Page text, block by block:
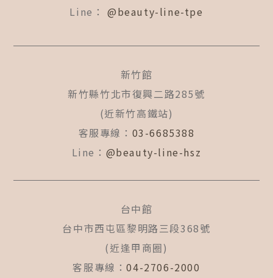
Line： @beauty-line-tpe
新竹館
新竹縣竹北市復興二路285號
(近新竹高鐵站)
客服專線： 03-6685388
Line： @beauty-line-hsz
台中館
台中市西屯區黎明路三段368號
(近逢甲商圈)
客服專線：04-2706-2000